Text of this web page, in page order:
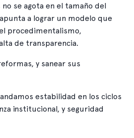
se agota en el tamaño del
a lograr un modelo que
procedimentalismo,
de transparencia.
y sanear sus
estabilidad en los ciclos
institucional, y seguridad